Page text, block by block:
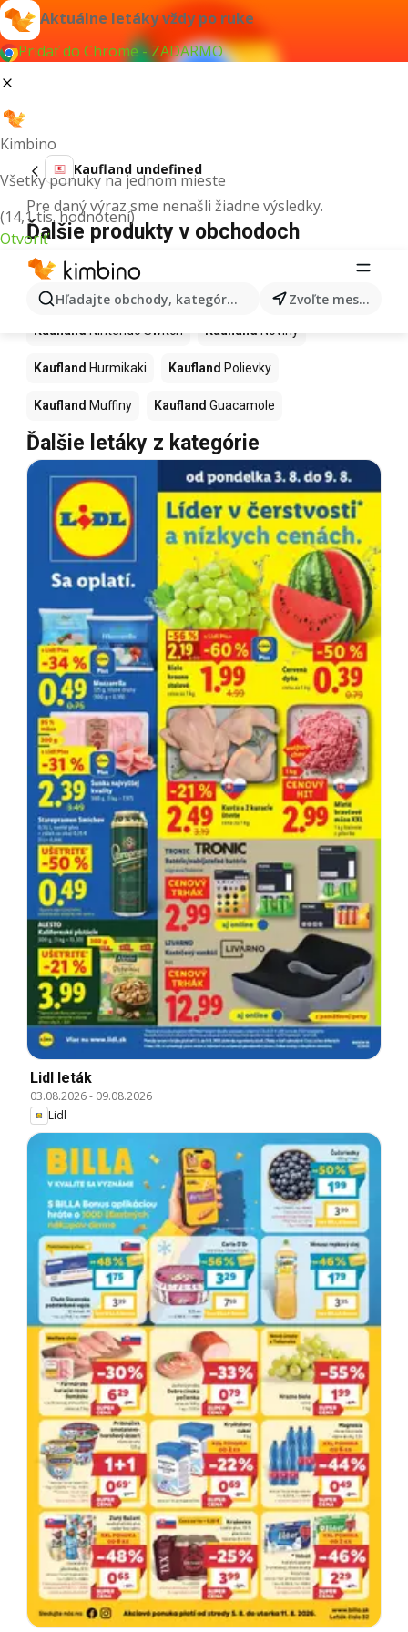
Aktuálne letáky vždy po ruke
Pridať do Chrome - ZADARMO
Kimbino
Všetky ponuky na jednom mieste
(14,1 tis. hodnotení)
Otvoriť
Hľadajte obchody, kategórie, produkty... Zvoľte mesto
Kaufland undefined
Pre daný výraz sme nenašli žiadne výsledky.
Ďalšie produkty v obchodoch
Kaufland
Kaufland Kapor Kaufland Ashwagandha
Kaufland Nintendo Switch Kaufland Noviny
Kaufland Hurmikaki Kaufland Polievky
Kaufland Muffiny Kaufland Guacamole
Ďalšie letáky z kategórie
Lidl leták
03.08.2026- 09.08.2026
Lidl